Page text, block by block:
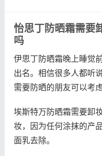
怡思丁防晒霜需要
吗
伊思丁防晒霜晚上睡觉
出名。相信很多人都听
需要防晒的朋友可以考
埃斯特万防晒霜需要卸
妆，因为任何涂抹的产
面乳去除。